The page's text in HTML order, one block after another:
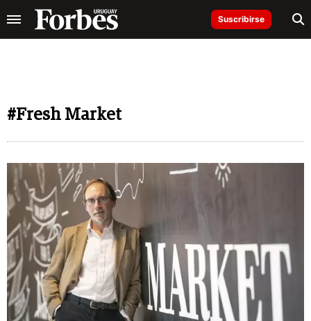
Suscribirse
#Fresh Market